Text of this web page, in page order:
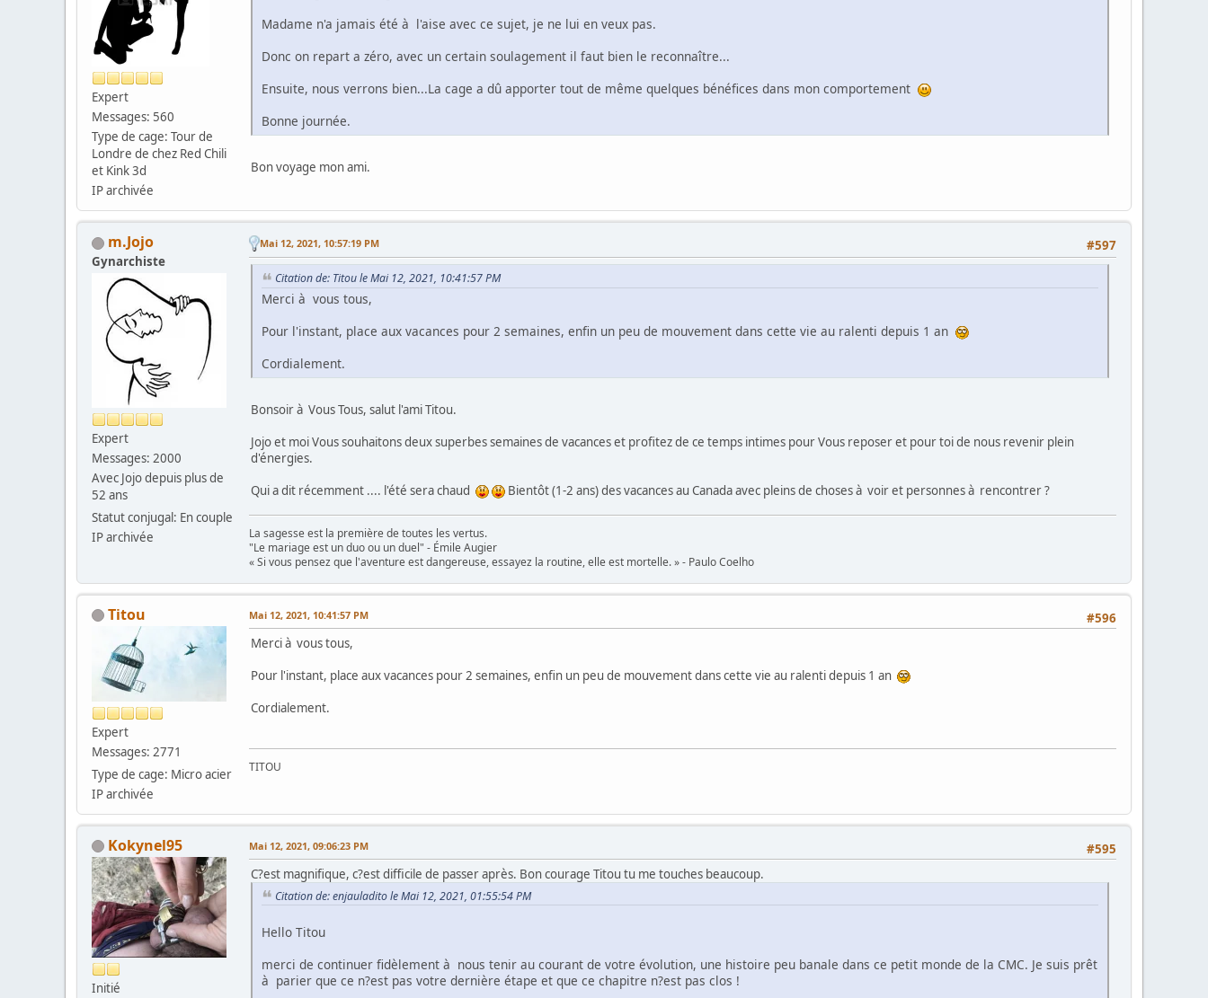
Expert
Messages: 560
Type de cage: Tour de
Londre de chez Red Chili
et Kink 3d
IP archivée
Madame n'a jamais été à l'aise avec ce sujet, je ne lui en veux pas.
Donc on repart a zéro, avec un certain soulagement il faut bien le reconnaître...
Ensuite, nous verrons bien...La cage a dû apporter tout de même quelques bénéfices dans mon comportement
Bonne journée.
Bon voyage mon ami.
m.Jojo
Gynarchiste
Expert
Messages: 2000
Avec Jojo depuis plus de
52 ans
Statut conjugal: En couple
IP archivée
#597
Mai 12, 2021, 10:57:19 PM
Citation de: Titou le Mai 12, 2021, 10:41:57 PM
Merci à vous tous,
Pour l'instant, place aux vacances pour 2 semaines, enfin un peu de mouvement dans cette vie au ralenti depuis 1 an
Cordialement.
Bonsoir à Vous Tous, salut l'ami Titou.
Jojo et moi Vous souhaitons deux superbes semaines de vacances et profitez de ce temps intimes pour Vous reposer et pour toi de nous revenir plein
d'énergies.
Qui a dit récemment .... l'été sera chaud
Bientôt (1-2 ans) des vacances au Canada avec pleins de choses à voir et personnes à rencontrer ?
La sagesse est la première de toutes les vertus.
"Le mariage est un duo ou un duel" - Émile Augier
« Si vous pensez que l'aventure est dangereuse, essayez la routine, elle est mortelle. » - Paulo Coelho
Titou
Expert
Messages: 2771
Type de cage: Micro acier
IP archivée
#596
Mai 12, 2021, 10:41:57 PM
Merci à vous tous,
Pour l'instant, place aux vacances pour 2 semaines, enfin un peu de mouvement dans cette vie au ralenti depuis 1 an
Cordialement.
TITOU
Kokynel95
Initié
#595
Mai 12, 2021, 09:06:23 PM
C?est magnifique, c?est difficile de passer après. Bon courage Titou tu me touches beaucoup.
Citation de: enjauladito le Mai 12, 2021, 01:55:54 PM
Hello Titou
merci de continuer fidèlement à nous tenir au courant de votre évolution, une histoire peu banale dans ce petit monde de la CMC. Je suis prêt
à parier que ce n?est pas votre dernière étape et que ce chapitre n?est pas clos !